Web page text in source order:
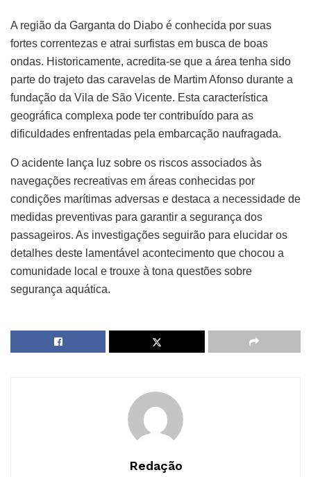
A região da Garganta do Diabo é conhecida por suas
fortes correntezas e atrai surfistas em busca de boas
ondas. Historicamente, acredita-se que a área tenha sido
parte do trajeto das caravelas de Martim Afonso durante a
fundação da Vila de São Vicente. Esta característica
geográfica complexa pode ter contribuído para as
dificuldades enfrentadas pela embarcação naufragada.
O acidente lança luz sobre os riscos associados às
navegações recreativas em áreas conhecidas por
condições marítimas adversas e destaca a necessidade de
medidas preventivas para garantir a segurança dos
passageiros. As investigações seguirão para elucidar os
detalhes deste lamentável acontecimento que chocou a
comunidade local e trouxe à tona questões sobre
segurança aquática.
Redação